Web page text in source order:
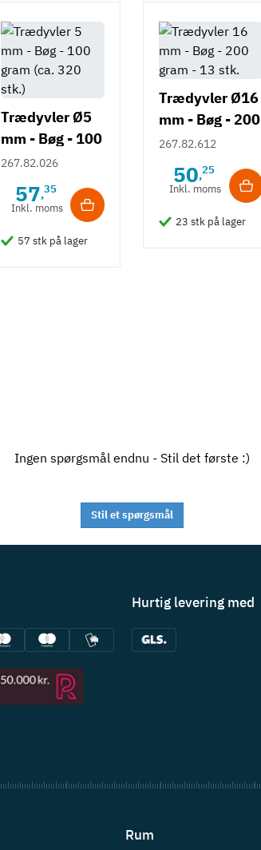
Trædyvler Ø5
mm - Bøg - 100
gram (ca. 320
267.82.026
57,35
Inkl. moms
57 stk på lager
Trædyvler Ø16
mm - Bøg - 200
gram - 13 stk.
267.82.612
50,25
Inkl. moms
23 stk på lager
Ingen spørgsmål endnu - Stil det første :)
Stil et spørgsmål
Hurtig levering med
Rum